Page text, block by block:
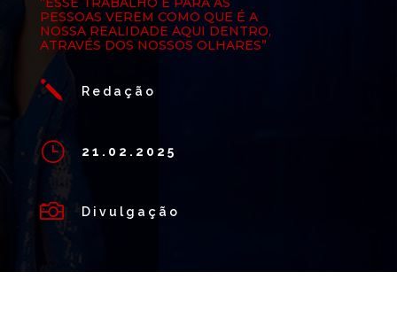
PESSOAS VEREM COMO QUE É A
NOSSA REALIDADE AQUI DENTRO,
ATRAVÉS DOS NOSSOS OLHARES”
j Redação
} 21.02.2025
 Divulgação